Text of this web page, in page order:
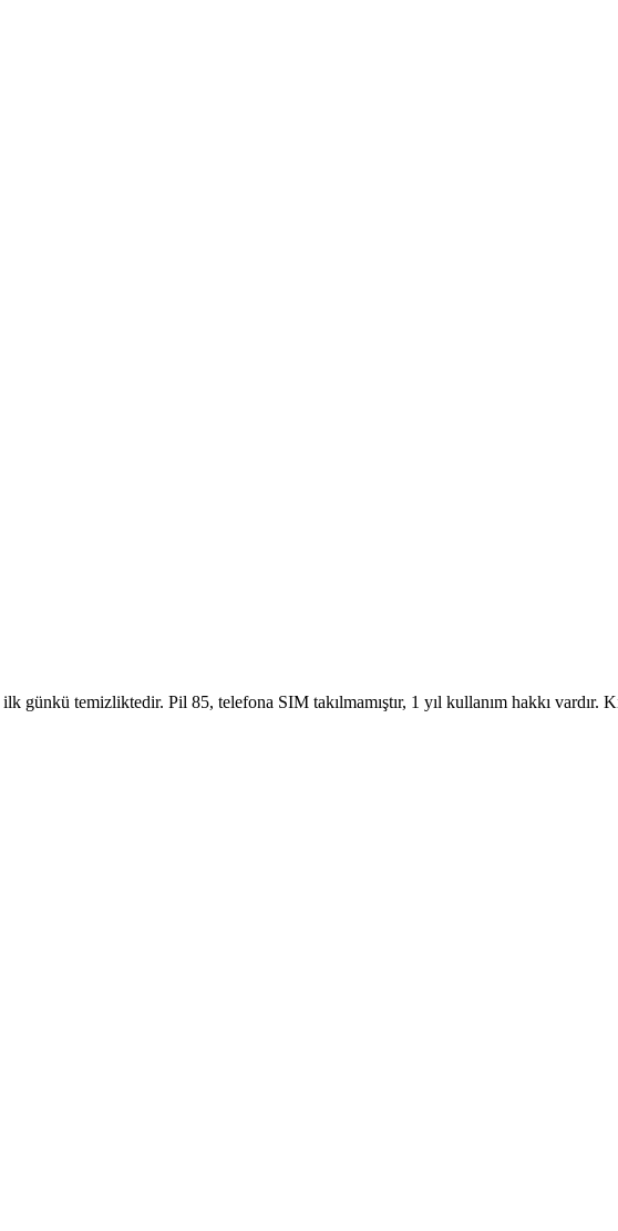
temizliktedir. Pil 85, telefona SIM takılmamıştır, 1 yıl kullanım hakkı vardır.